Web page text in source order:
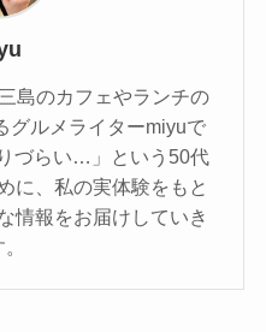
島のカフェやランチの
グルメライターmiyuで
づらい…」という50代
に、私の実体験をもと
情報をお届けしていき